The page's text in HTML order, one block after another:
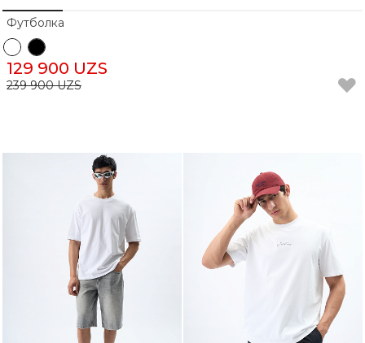
Футболка
129 900 UZS
239 900 UZS